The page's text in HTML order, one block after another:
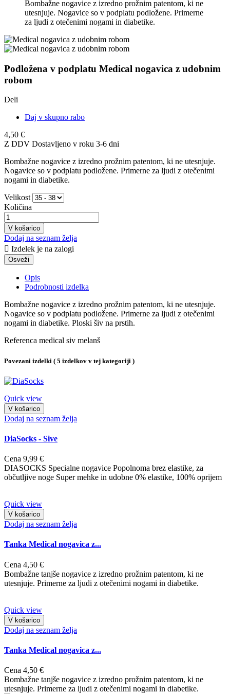
Bombažne nogavice z izredno prožnim patentom, ki ne
utesnjuje. Nogavice so v podplatu podložene. Primerne
za ljudi z otečenimi nogami in diabetike.
Podložena v podplatu Medical nogavica z udobnim
robom
Deli
Daj v skupno rabo
4,50 €
Z DDV Dostavljeno v roku 3-6 dni
Bombažne nogavice z izredno prožnim patentom, ki ne utesnjuje.
Nogavice so v podplatu podložene. Primerne za ljudi z otečenimi
nogami in diabetike.
Velikost
Količina
V košarico
Dodaj na seznam želja
 Izdelek je na zalogi
Opis
Podrobnosti izdelka
Bombažne nogavice z izredno prožnim patentom, ki ne utesnjuje.
Nogavice so v podplatu podložene. Primerne za ljudi z otečenimi
nogami in diabetike. Ploski šiv na prstih.
Referenca medical siv melanš
Povezani izdelki ( 5 izdelkov v tej kategoriji )
Quick view
V košarico
Dodaj na seznam želja
DiaSocks - Sive
Cena 9,99 €
DIASOCKS Specialne nogavice Popolnoma brez elastike, za
občutljive noge Super mehke in udobne 0% elastike, 100% oprijem
Quick view
V košarico
Dodaj na seznam želja
Tanka Medical nogavica z...
Cena 4,50 €
Bombažne tanjše nogavice z izredno prožnim patentom, ki ne
utesnjuje. Primerne za ljudi z otečenimi nogami in diabetike.
Quick view
V košarico
Dodaj na seznam želja
Tanka Medical nogavica z...
Cena 4,50 €
Bombažne tanjše nogavice z izredno prožnim patentom, ki ne
utesnjuje. Primerne za ljudi z otečenimi nogami in diabetike.